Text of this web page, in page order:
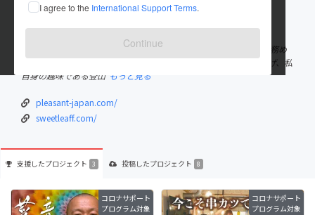
I agree to the International Support Terms.
Continue
在住国：日本 現在地：東京都
出身国：日本 出身地：埼玉県
2016年12月に設立いたしました株式会社Pleasant.japanの代表を務め
ております根本と申します。 Sweetleaffというブランドを立ち上げ、私
自身の趣味である登山 もっと見る
pleasant-japan.com/
sweetleaff.com/
支援したプロジェクト 3 投稿したプロジェクト 8
コロナサポート
プログラム対象
コロナサポート
プログラム対象